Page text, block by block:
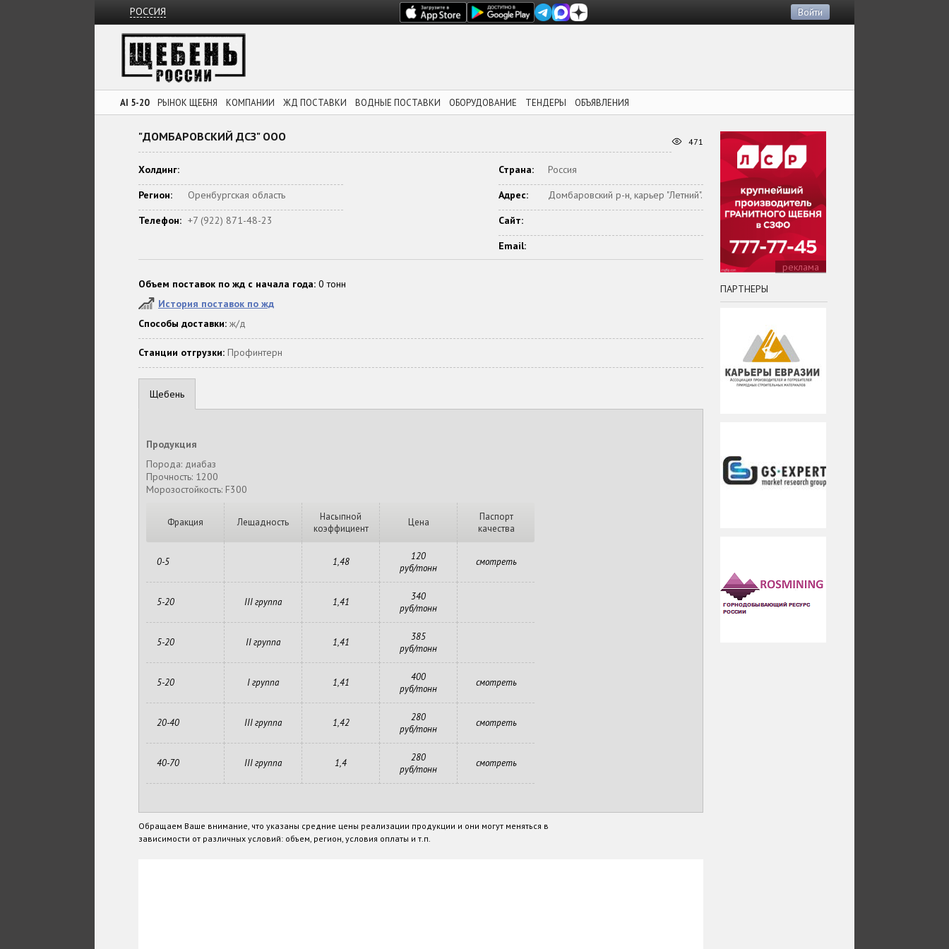
РОССИЯ Войти
AI 5-20 РЫНОК ЩЕБНЯ КОМПАНИИ ЖД ПОСТАВКИ ВОДНЫЕ ПОСТАВКИ ОБОРУДОВАНИЕ ТЕНДЕРЫ ОБЪЯВЛЕНИЯ
"ДОМБАРОВСКИЙ ДСЗ" ООО 471
Холдинг:
Регион:
Оренбургская область
Телефон: +7 (922) 871-48-23
Страна:
Россия
Адрес:
Домбаровский р-н, карьер "Летний".
Сайт:
Email:
Объем поставок по жд с начала года: 0 тонн
История поставок по жд
Способы доставки: ж/д
Станции отгрузки: Профинтерн
Щебень
Продукция
Порода: диабаз
Прочность: 1200
Морозостойкость: F300
Фракция Лещадность
Насыпной
коэффициент
Цена
Паспорт
качества
0-5 1,48
120
руб/тонн
смотреть
5-20 III группа 1,41
340
руб/тонн
5-20 II группа 1,41
385
руб/тонн
5-20 I группа 1,41
400
руб/тонн
смотреть
20-40 III группа 1,42
280
руб/тонн
смотреть
40-70 III группа 1,4
280
руб/тонн
смотреть
Обращаем Ваше внимание, что указаны средние цены реализации продукции и они могут меняться в
зависимости от различных условий: объем, регион, условия оплаты и т.п.
реклама
ПАРТНЕРЫ